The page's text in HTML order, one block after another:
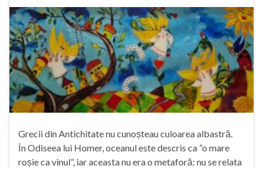
Grecii din Antichitate nu cunoșteau culoarea albastră.
În Odiseea lui Homer, oceanul este descris ca ”o mare
roșie ca vinul”, iar aceasta nu era o metaforă: nu se relata